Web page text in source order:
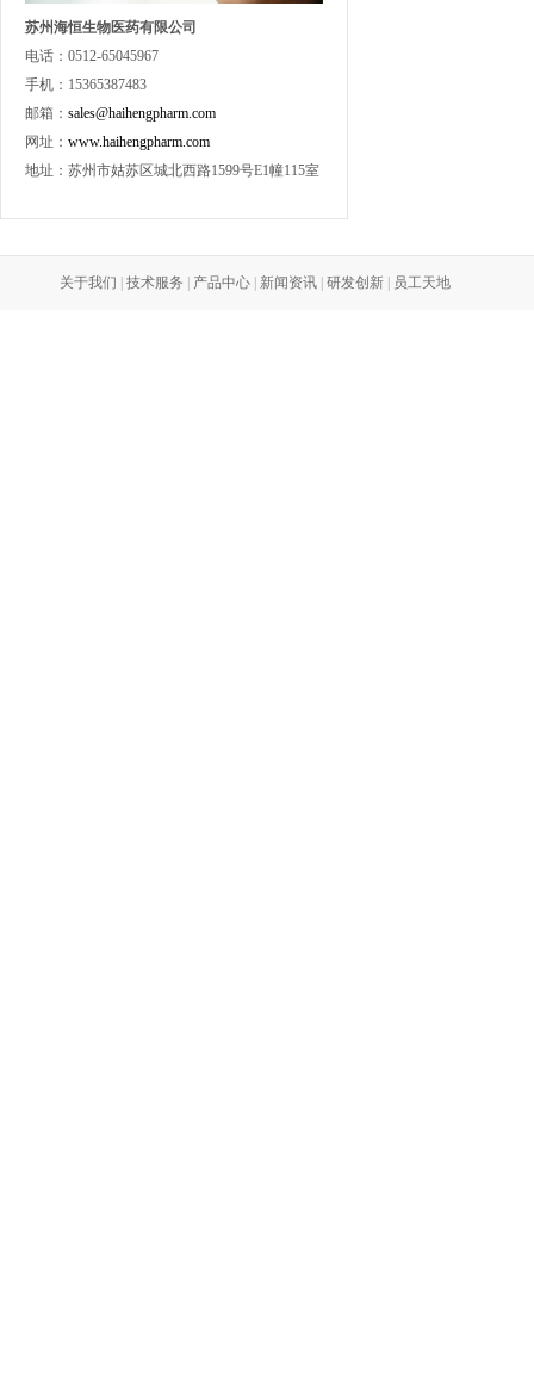
苏州海恒生物医药有限公司
电话：0512-65045967
手机：15365387483
邮箱： sales@haihengpharm.com
网址： www.haihengpharm.com
地址：苏州市姑苏区城北西路1599号E1幢115室
关于我们 技术服务 产品中心 新闻资讯 研发创新 员工天地